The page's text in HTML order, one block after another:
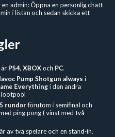
admin: Öppna en personlig chatt
i listan och sedan skicka ett
PS4, XBOXoch PC.
Pump Shotgun always i
ame Everythingi den andra
lootpool
rundorförutom i semifinal och
ping pong ( vinst med två
av två spelare och en stand-in.